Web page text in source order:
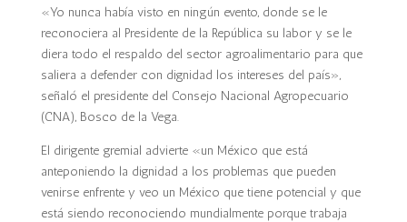
«Yo nunca había visto en ningún evento, donde se le
reconociera al Presidente de la República su labor y se le
diera todo el respaldo del sector agroalimentario para que
saliera a defender con dignidad los intereses del país»,
señaló el presidente del Consejo Nacional Agropecuario
(CNA), Bosco de la Vega.
El dirigente gremial advierte «un México que está
anteponiendo la dignidad a los problemas que pueden
venirse enfrente y veo un México que tiene potencial y que
está siendo reconociendo mundialmente porque trabaja